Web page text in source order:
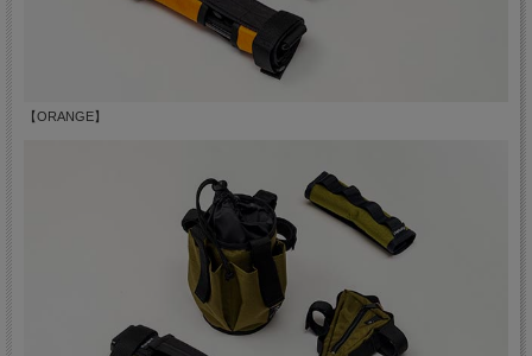
【ORANGE】